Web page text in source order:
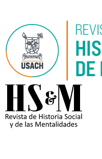
logo_hsm_2021.png